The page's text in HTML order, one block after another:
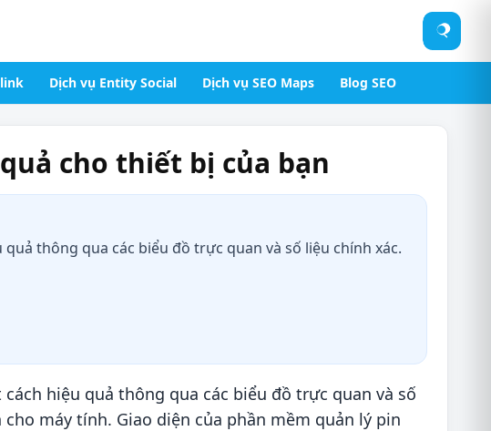
Tìm
kiếm
Dịch vụ Entity Social Dịch vụ SEO Maps Blog SEO
cho thiết bị của bạn
thông qua các biểu đồ trực quan và số liệu chính xác.
hiệu quả thông qua các biểu đồ trực quan và số
máy tính. Giao diện của phần mềm quản lý pin